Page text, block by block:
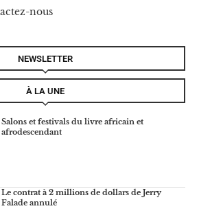
nous
NEWSLETTER
À LA UNE
Salons et festivals du livre africain et
afrodescendant
Le contrat à 2 millions de dollars de Jerry
Falade annulé